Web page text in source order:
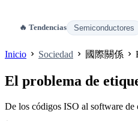
🔥 Tendencias Semiconductores
Inicio Sociedad 國際關係
El problema de
De los códigos ISO al software de